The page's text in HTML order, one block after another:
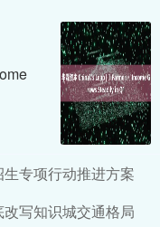
专项行动推进方案
写知识城交通格局